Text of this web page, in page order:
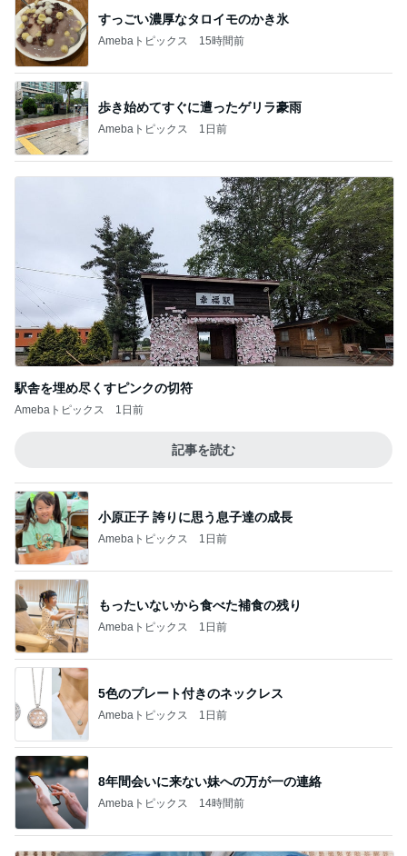
すっごい濃厚なタロイモのかき氷
Amebaトピックス 15時間前
歩き始めてすぐに遭ったゲリラ豪雨
Amebaトピックス 1日前
駅舎を埋め尽くすピンクの切符
Amebaトピックス 1日前
記事を読む
小原正子 誇りに思う息子達の成長
Amebaトピックス 1日前
もったいないから食べた補食の残り
Amebaトピックス 1日前
5色のプレート付きのネックレス
Amebaトピックス 1日前
8年間会いに来ない妹への万が一の連絡
Amebaトピックス 14時間前